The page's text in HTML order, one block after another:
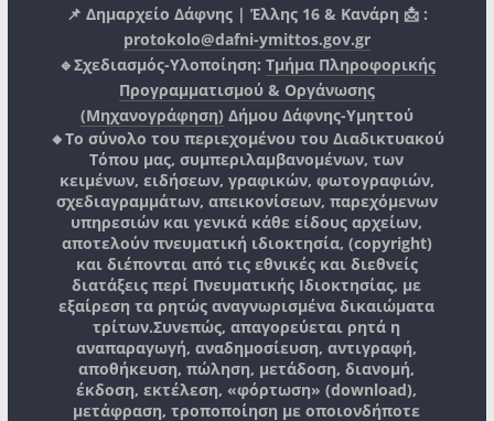
📌 Δημαρχείο Δάφνης | Έλλης 16 & Κανάρη 📩 :
protokolo@dafni-ymittos.gov.gr
🔹Σχεδιασμός-Υλοποίηση: Τμήμα Πληροφορικής
Προγραμματισμού & Οργάνωσης
(Μηχανογράφηση) Δήμου Δάφνης-Υμηττού
🔸Το σύνολο του περιεχομένου του Διαδικτυακού
Τόπου μας, συμπεριλαμβανομένων, των
κειμένων, ειδήσεων, γραφικών, φωτογραφιών,
σχεδιαγραμμάτων, απεικονίσεων, παρεχόμενων
υπηρεσιών και γενικά κάθε είδους αρχείων,
αποτελούν πνευματική ιδιοκτησία, (copyright)
και διέπονται από τις εθνικές και διεθνείς
διατάξεις περί Πνευματικής Ιδιοκτησίας, με
εξαίρεση τα ρητώς αναγνωρισμένα δικαιώματα
τρίτων.Συνεπώς, απαγορεύεται ρητά η
αναπαραγωγή, αναδημοσίευση, αντιγραφή,
αποθήκευση, πώληση, μετάδοση, διανομή,
έκδοση, εκτέλεση, «φόρτωση» (download),
μετάφραση, τροποποίηση με οποιονδήποτε